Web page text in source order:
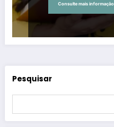
Consulte mais informação
Pesquisar